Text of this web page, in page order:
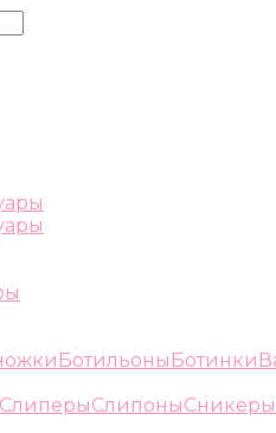
Ботильоны Ботинки
СлиперыСлипоныСникеры